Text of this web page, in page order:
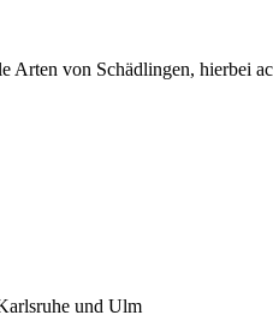
Arten von Schädlingen, hierbei